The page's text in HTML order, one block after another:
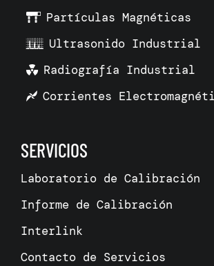
Partículas Magnéticas
Ultrasonido Industrial
Radiografía Industrial
Corrientes
SERVICIOS
Laboratorio de Calibración
Informe de Calibración
Interlink
Contacto de Servicios